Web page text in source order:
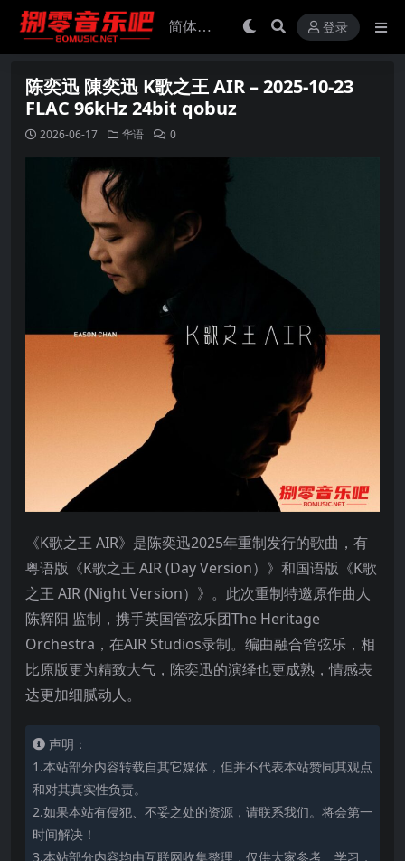
登录
陈奕迅 陳奕迅 K歌之王 AIR – 2025-10-23
FLAC 96kHz 24bit qobuz
2026-06-17 华语 0
《K歌之王 AIR》是陈奕迅2025年重制发行的歌曲，有
粤语版《K歌之王 AIR (Day Version）》和国语版《K歌
之王 AIR (Night Version）》。此次重制特邀原作曲人
陈辉阳 监制，携手英国管弦乐团The Heritage
Orchestra，在AIR Studios录制。编曲融合管弦乐，相
比原版更为精致大气，陈奕迅的演绎也更成熟，情感表
达更加细腻动人。
声明：
1.本站部分内容转载自其它媒体，但并不代表本站赞同其观点
和对其真实性负责。
2.如果本站有侵犯、不妥之处的资源，请联系我们。将会第一
时间解决！
3.本站部分内容均由互联网收集整理，仅供大家参考、学习，